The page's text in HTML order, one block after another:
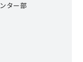
棟標準
ター部